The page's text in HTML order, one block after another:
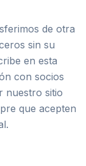
de otra
sin su
en esta
con socios
nuestro sitio
que acepten